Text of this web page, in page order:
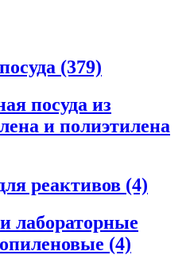
(379)
посуда из
и полиэтилена
реактивов (4)
лабораторные
(4)